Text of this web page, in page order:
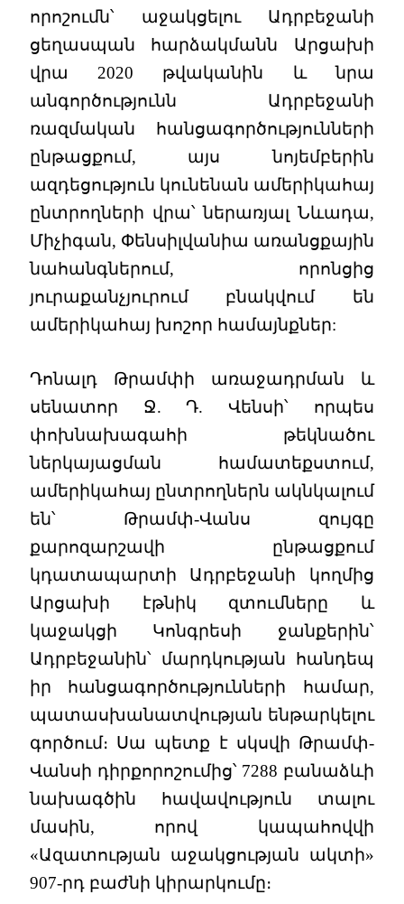
որոշումն՝ աջակցելու Ադրբեջանի
ցեղասպան հարձակմանն Արցախի
վրա 2020 թվականին և նրա
անգործությունն Ադրբեջանի
ռազմական հանցագործությունների
ընթացքում, այս նոյեմբերին
ազդեցություն կունենան ամերիկահայ
ընտրողների վրա՝ ներառյալ Նևադա,
Միչիգան, Փենսիլվանիա առանցքային
նահանգներում, որոնցից
յուրաքանչյուրում բնակվում են
ամերիկահայ խոշոր համայնքներ:
Դոնալդ Թրամփի առաջադրման և
սենատոր Ջ. Դ. Վենսի՝ որպես
փոխնախագահի թեկնածու
ներկայացման համատեքստում,
ամերիկահայ ընտրողներն ակնկալում
են՝ Թրամփ-Վանս զույգը
քարոզարշավի ընթացքում
կդատապարտի Ադրբեջանի կողմից
Արցախի էթնիկ զտումները և
կաջակցի Կոնգրեսի ջանքերին՝
Ադրբեջանին՝ մարդկության հանդեպ
իր հանցագործությունների համար,
պատասխանատվության ենթարկելու
գործում։ Սա պետք է սկսվի Թրամփ-
Վանսի դիրքորոշումից՝ 7288 բանաձևի
նախագծին հավավություն տալու
մասին, որով կապահովվի
«Ազատության աջակցության ակտի»
907-րդ բաժնի կիրարկումը։